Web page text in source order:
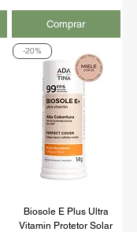
Comprar
-20%
Biosole E Plus Ultra
Vitamin Protetor Solar